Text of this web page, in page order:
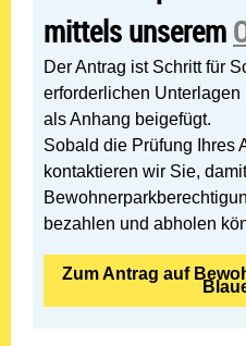
mittels unserem
Der Antrag ist Schritt für
erforderlichen
als Anhang beigefügt.
Sobald die Prüfung Ihres
kontaktieren wir Sie,
bezahlen und abholen
Zum Antrag auf